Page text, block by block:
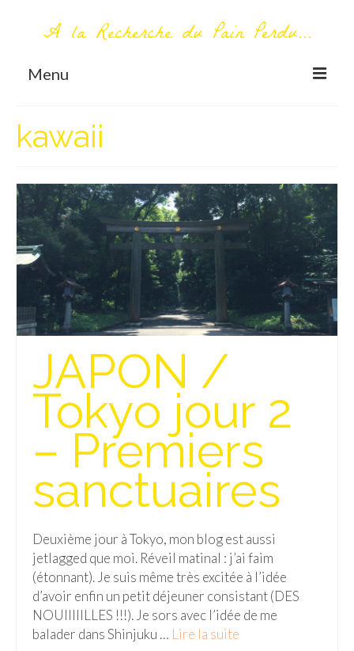
A la Recherche du Pain Perdu...
Menu
Première visite – A propos
Me contacter
AUTOUR DU MONDE
AFRIQUE
La Réunion
AMERIQUE DU SUD
Isla del Sol
Lac Titicaca
Salar d’Uyuni
Chili
Paraguay
Pérou
Lac Titicaca
Machu Picchu
kawaii
JAPON /
Tokyo jour 2
– Premiers
sanctuaires
Deuxième jour à Tokyo, mon blog est aussi
jetlagged que moi. Réveil matinal : j’ai faim
(étonnant). Je suis même très excitée à l’idée
d’avoir enfin un petit déjeuner consistant (DES
NOUIIIIILLES !!!). Je sors avec l’idée de me
balader dans Shinjuku … Lire la suite­­